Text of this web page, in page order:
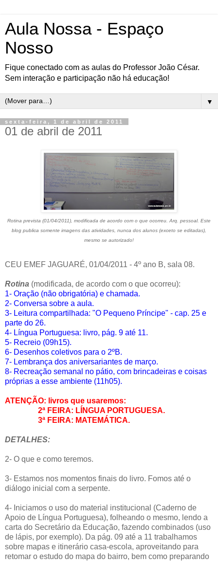
Aula Nossa - Espaço
Nosso
Fique conectado com as aulas do Professor João César.
Sem interação e participação não há educação!
▼
sexta-feira, 1 de abril de 2011
01 de abril de 2011
Rotina prevista (01/04/2011), modificada de acordo com o que ocorreu. Arq. pessoal. Este
blog publica somente imagens das atividades, nunca dos alunos (exceto se editadas),
mesmo se autorizado!
CEU EMEF JAGUARÉ, 01/04/2011 - 4º ano B, sala 08.
Rotina (modificada, de acordo com o que ocorreu):
1- Oração (não obrigatória) e chamada.
2- Conversa sobre a aula.
3- Leitura compartilhada: "O Pequeno Príncipe" - cap. 25 e
parte do 26.
4- Língua Portuguesa: livro, pág. 9 até 11.
5- Recreio (09h15).
6- Desenhos coletivos para o 2ºB.
7- Lembrança dos aniversariantes de março.
8- Recreação semanal no pátio, com brincadeiras e coisas
próprias a esse ambiente (11h05).
ATENÇÃO: livros que usaremos:
2ª FEIRA: LÍNGUA PORTUGUESA.
3ª FEIRA: MATEMÁTICA.
DETALHES:
2- O que e como teremos.
3- Estamos nos momentos finais do livro. Fomos até o
diálogo inicial com a serpente.
4- Iniciamos o uso do material institucional (Caderno de
Apoio de Língua Portuguesa), folheando o mesmo, lendo a
carta do Secretário da Educação, fazendo combinados (uso
de lápis, por exemplo). Da pág. 09 até a 11 trabalhamos
sobre mapas e itinerário casa-escola, aproveitando para
retomar o estudo do mapa do bairro, bem como preparando